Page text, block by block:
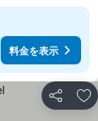
料金を表示
シェア お